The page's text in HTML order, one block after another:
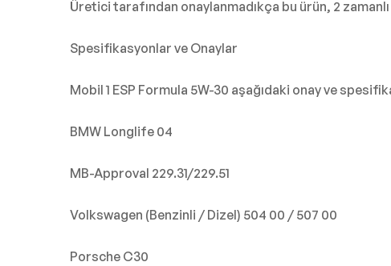
Üretici tarafından onaylanmadıkça bu ürün, 2
Spesifikasyonlar ve Onaylar
Mobil 1 ESP Formula 5W-30 aşağıdaki onay ve
BMW Longlife 04
MB-Approval 229.31/229.51
Volkswagen (Benzinli / Dizel) 504 00 / 507 00
Porsche C30